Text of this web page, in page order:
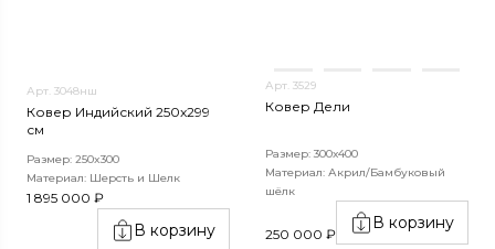
Арт. 3048нш
Ковер Индийский 250x299
см
Размер: 250x300
Материал: Шерсть и Шелк
1 895 000 ₽
В корзину
Арт. 3529
Ковер Дели
Размер: 300х400
Материал: Акрил/Бамбуковый
шёлк
250 000 ₽
В корзину